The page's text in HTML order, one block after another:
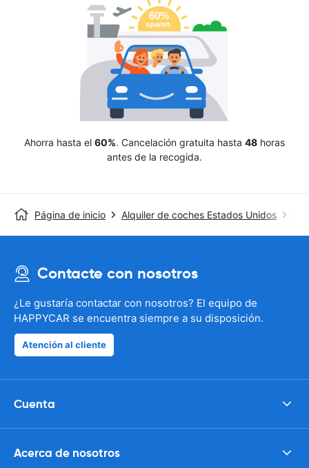
Ahorra hasta el 60%. Cancelación gratuita hasta 48 horas
antes de la recogida.
Página de inicio Alquiler de coches Estados Unidos
Contacte con nosotros
¿Le gustaría contactar con nosotros? El equipo de
HAPPYCAR se encuentra siempre a su disposición.
Atención al cliente
Cuenta
Acerca de nosotros